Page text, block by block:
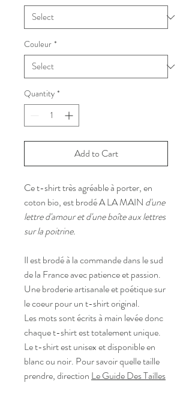
Couleur *
Quantity *
Add to Cart
Ce t-shirt très agréable à porter, en
coton bio, est brodé A LA MAIN d'une
lettre d'amour et d'une boîte aux lettres
sur la poitrine.
Il est brodé à la commande dans le sud
de la France avec patience et passion.
Une broderie artisanale et poétique sur
le coeur pour un t-shirt original.
Les mots sont écrits à main levée donc
chaque t-shirt est totalement unique.
Le t-shirt est unisex et disponible en
blanc ou noir. Pour savoir quelle taille
prendre, direction Le Guide Des Tailles